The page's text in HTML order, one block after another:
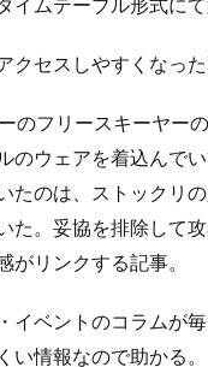
クセスしやすくなっ
のフリースキーヤーの
のウェアを着込んで
たのは、ストックリ
た。妥協を排除して
がリンクする記事。
イベントのコラムが毎
い情報なので助かる。